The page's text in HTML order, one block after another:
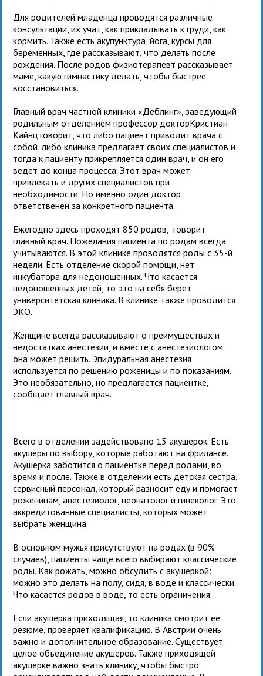
Для родителей младенца проводятся различные
консультации, их учат, как прикладывать к груди, как
кормить. Также есть акупунктура, йога, курсы для
беременных, где рассказывают, что делать после
рождения. После родов физиотерапевт рассказывает
маме, какую гимнастику делать, чтобы быстрее
восстановиться.
Главный врач частной клиники «Дёблинг», заведующий
родильным отделением профессор докторКристиан
Кайнц говорит, что либо пациент приводит врача с
собой, либо клиника предлагает своих специалистов и
тогда к пациенту прикрепляется один врач, и он его
ведет до конца процесса. Этот врач может
привлекать и других специалистов при
необходимости. Но именно один доктор
ответственен за конкретного пациента.
Ежегодно здесь проходят 850 родов, говорит
главный врач. Пожелания пациента по родам всегда
учитываются. В этой клинике проводятся роды с 35-й
недели. Есть отделение скорой помощи, нет
инкубатора для недоношенных. Что касается
недоношенных детей, то это на себя берет
университетская клиника. В клинике также проводится
ЭКО.
Женщине всегда рассказывают о преимуществах и
недостатках анестезии, и вместе с анестезиологом
она может решить. Эпидуральная анестезия
используется по решению роженицы и по показаниям.
Это необязательно, но предлагается пациентке,
сообщает главный врач.
Всего в отделении задействовано 15 акушерок. Есть
акушеры по выбору, которые работают на фрилансе.
Акушерка заботится о пациентке перед родами, во
время и после. Также в отделении есть детская сестра,
сервисный персонал, который разносит еду и помогает
роженицам, анестезиолог, неонатолог и гинеколог. Это
аккредитованные специалисты, которых может
выбрать женщина.
В основном мужья присутствуют на родах (в 90%
случаев), пациенты чаще всего выбирают классические
роды. Как рожать, можно обсудить с акушеркой:
можно это делать на полу, сидя, в воде и классически.
Что касается родов в воде, то есть ограничения.
Если акушерка приходящая, то клиника смотрит ее
резюме, проверяет квалификацию. В Австрии очень
важно и дополнительное образование. Существует
целое объединение акушеров. Также приходящей
акушерке важно знать клинику, чтобы быстро